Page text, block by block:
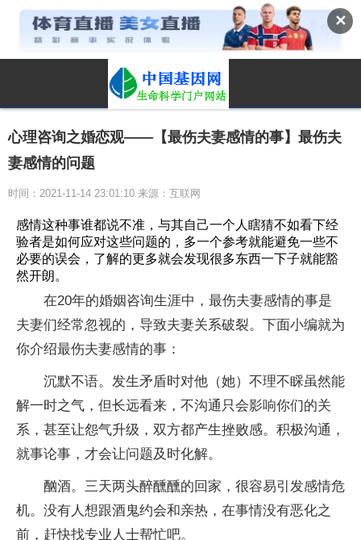
✕
心理咨询之婚恋观——【最伤夫妻感情的事】最伤夫
妻感情的问题
时间：2021-11-14 23:01:10 来源：互联网
感情这种事谁都说不准，与其自己一个人瞎猜不如看下经
验者是如何应对这些问题的，多一个参考就能避免一些不
必要的误会，了解的更多就会发现很多东西一下子就能豁
然开朗。
在20年的婚姻咨询生涯中，最伤夫妻感情的事是
夫妻们经常忽视的，导致夫妻关系破裂。下面小编就为
你介绍最伤夫妻感情的事：
沉默不语。发生矛盾时对他（她）不理不睬虽然能
解一时之气，但长远看来，不沟通只会影响你们的关
系，甚至让怨气升级，双方都产生挫败感。积极沟通，
就事论事，才会让问题及时化解。
酗酒。三天两头醉醺醺的回家，很容易引发感情危
机。没有人想跟酒鬼约会和亲热，在事情没有恶化之
前，赶快找专业人士帮忙吧。